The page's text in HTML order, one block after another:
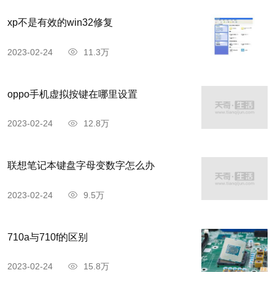
xp不是有效的win32修复
2023-02-24 11.3万
oppo手机虚拟按键在哪里设置
2023-02-24 12.8万
联想笔记本键盘字母变数字怎么办
2023-02-24 9.5万
710a与710f的区别
2023-02-24 15.8万